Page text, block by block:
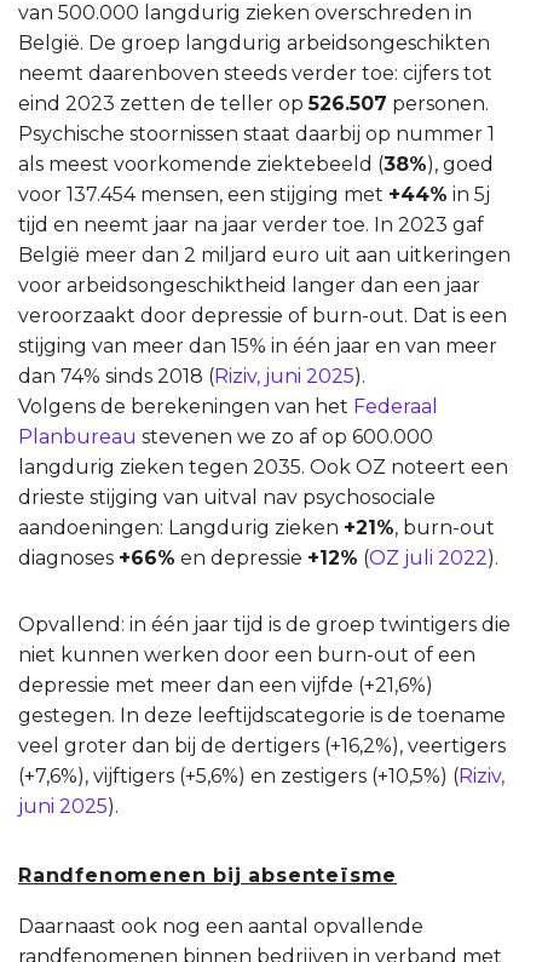
van 500.000 langdurig zieken overschreden in
België. De groep langdurig arbeidsongeschikten
neemt daarenboven steeds verder toe: cijfers tot
eind 2023 zetten de teller op526.507 personen.
Psychische stoornissen staat daarbij op nummer 1
als meest voorkomende ziektebeeld (38%), goed
voor 137.454 mensen, een stijging met +44% in 5j
tijd en neemt jaar na jaar verder toe. In 2023 gaf
België meer dan 2 miljard euro uit aan uitkeringen
voor arbeidsongeschiktheid langer dan een jaar
veroorzaakt door depressie of burn-out. Dat is een
stijging van meer dan 15% in één jaar en van meer
dan 74% sinds 2018 (Riziv, juni 2025).
Volgens de berekeningen van het Federaal
Planbureau stevenen we zo af op 600.000
langdurig zieken tegen 2035. Ook OZ noteert een
drieste stijging van uitval nav psychosociale
aandoeningen: Langdurig zieken +21%, burn-out
diagnoses +66% en depressie +12% (OZ juli 2022).
Opvallend: in één jaar tijd is de groep twintigers die
niet kunnen werken door een burn-out of een
depressie met meer dan een vijfde (+21,6%)
gestegen. In deze leeftijdscategorie is de toename
veel groter dan bij de dertigers (+16,2%), veertigers
(+7,6%), vijftigers (+5,6%) en zestigers (+10,5%) (Riziv,
juni 2025).
Randfenomenen bij absenteïsme
Daarnaast ook nog een aantal opvallende
randfenomenen binnen bedrijven in verband met